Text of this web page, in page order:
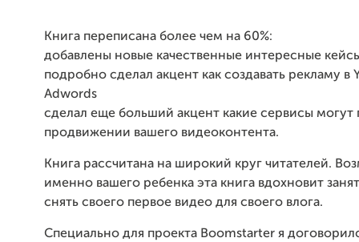
Книга переписана более чем на 60%:
добавлены новые качественные интересные
подробно сделал акцент как создавать рекламу в
Adwords
сделал еще больший акцент какие сервисы могут
продвижении вашего видеоконтента.
Книга рассчитана на широкий круг читателей.
именно вашего ребенка эта книга вдохновит
снять своего первое видео для своего влога.
Специально для проекта Boomstarter я